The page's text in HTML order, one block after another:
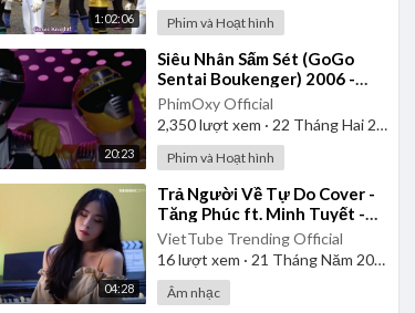
1:02:06 Phim và Hoạt hình
20:23
⁣Siêu Nhân Sấm Sét (GoGo
Sentai Boukenger) 2006 -
Tập 1 | Thuyết Minh
PhimOxy Official
2,350lượt xem · 22 Tháng Hai 2025
Phim và Hoạt hình
04:28
⁣Trả Người Về Tự Do Cover -
Tăng Phúc ft. Minh Tuyết -
Nhi Nhi
VietTube Trending Official
16lượt xem · 21 Tháng Năm 2026
Âm nhạc